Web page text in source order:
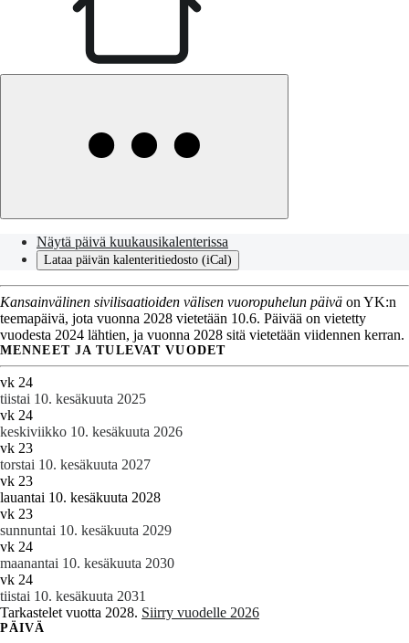
Näytä päivä kuukausikalenterissa
Lataa päivän kalenteritiedosto (iCal)
Kansainvälinen sivilisaatioiden välisen vuoropuhelun päivä on YK:n
teemapäivä, jota vuonna 2028 vietetään 10.6. Päivää on vietetty
vuodesta 2024 lähtien, ja vuonna 2028 sitä vietetään viidennen kerran.
MENNEET JA TULEVAT VUODET
vk 24
tiistai 10. kesäkuuta 2025
vk 24
keskiviikko 10. kesäkuuta 2026
vk 23
torstai 10. kesäkuuta 2027
vk 23
lauantai 10. kesäkuuta 2028
vk 23
sunnuntai 10. kesäkuuta 2029
vk 24
maanantai 10. kesäkuuta 2030
vk 24
tiistai 10. kesäkuuta 2031
Tarkastelet vuotta 2028. Siirry vuodelle 2026
PÄIVÄ